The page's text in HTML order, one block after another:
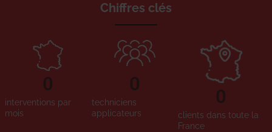
Chiffres clés
interventions par
mois
0
techniciens
applicateurs
0
clients dans toute la
France
0